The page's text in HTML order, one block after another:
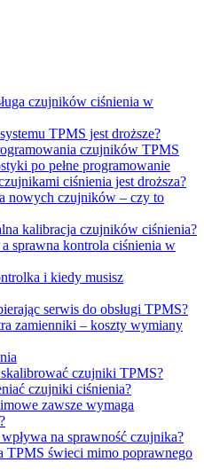
czujników ciśnienia w
TPMS jest droższe?
czujników TPMS
po pełne programowanie
ciśnienia jest droższa?
nowych czujników – czy to
kalibracja czujników ciśnienia?
sprawna kontrola ciśnienia w
i kiedy musisz
serwis do obsługi TPMS?
zamienniki – koszty wymiany
czujniki TPMS?
czujniki ciśnienia?
zawsze wymaga
na sprawność czujnika?
TPMS świeci mimo poprawnego